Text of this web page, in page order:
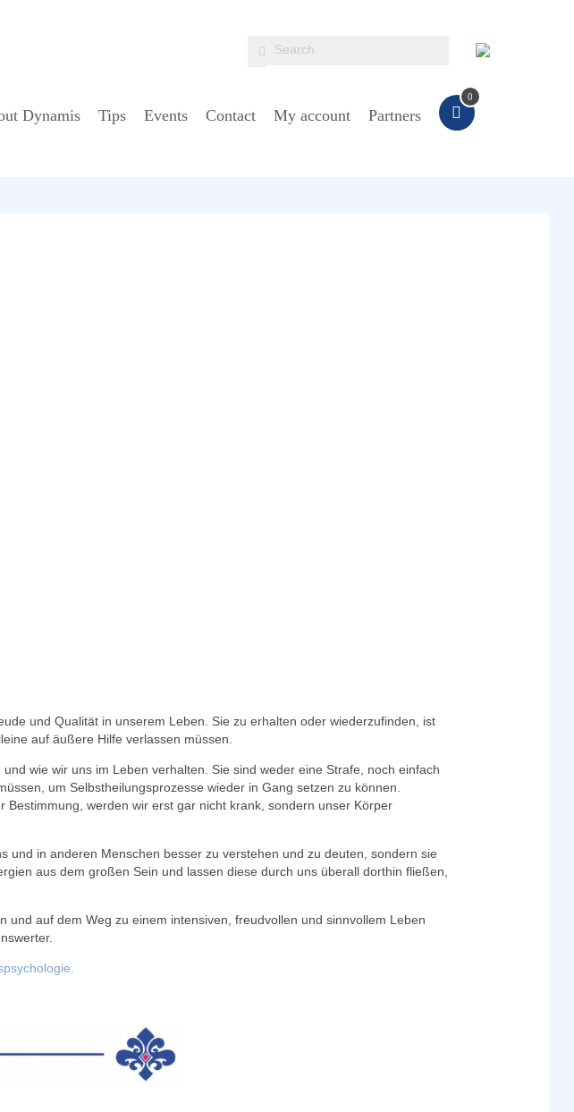
Dynamis Tips Events Contact My account Partners
0
und Qualität in unserem Leben. Sie zu erhalten oder wiederzufinden, ist
auf äußere Hilfe verlassen müssen.
wie wir uns im Leben verhalten. Sie sind weder eine Strafe, noch einfach
um Selbstheilungsprozesse wieder in Gang setzen zu können.
werden wir erst gar nicht krank, sondern unser Körper
in anderen Menschen besser zu verstehen und zu deuten, sondern sie
aus dem großen Sein und lassen diese durch uns überall dorthin fließen,
auf dem Weg zu einem intensiven, freudvollen und sinnvollem Leben